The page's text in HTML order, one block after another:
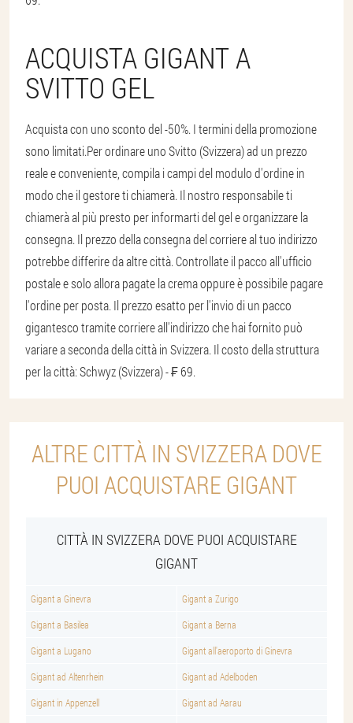
ACQUISTA GIGANT A
SVITTO GEL
Acquista con uno sconto del -50%. I termini della promozione
sono limitati.Per ordinare uno Svitto (Svizzera) ad un prezzo
reale e conveniente, compila i campi del modulo d'ordine in
modo che il gestore ti chiamerà. Il nostro responsabile ti
chiamerà al più presto per informarti del gel e organizzare la
consegna. Il prezzo della consegna del corriere al tuo indirizzo
potrebbe differire da altre città. Controllate il pacco all'ufficio
postale e solo allora pagate la crema oppure è possibile pagare
l'ordine per posta. Il prezzo esatto per l'invio di un pacco
gigantesco tramite corriere all'indirizzo che hai fornito può
variare a seconda della città in Svizzera. Il costo della struttura
per la città: Schwyz (Svizzera) - ₣ 69.
ALTRE CITTÀ IN SVIZZERA DOVE
PUOI ACQUISTARE GIGANT
CITTÀ IN SVIZZERA DOVE PUOI ACQUISTARE
GIGANT
Gigant a Ginevra Gigant a Zurigo
Gigant a Basilea Gigant a Berna
Gigant a Lugano Gigant all'aeroporto di Ginevra
Gigant ad Altenrhein Gigant ad Adelboden
Gigant in Appenzell Gigant ad Aarau